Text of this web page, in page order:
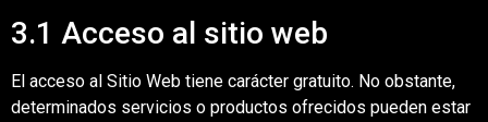
3.1 Acceso al sitio web
El acceso al Sitio Web tiene carácter gratuito. No obstante,
determinados servicios o productos ofrecidos pueden estar